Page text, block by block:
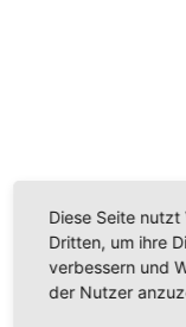
Wir verwenden
Videoinhalte
zu Ihren
durch und
Diese Seite
Dritten, um ihre
verbessern und
der Nutzer